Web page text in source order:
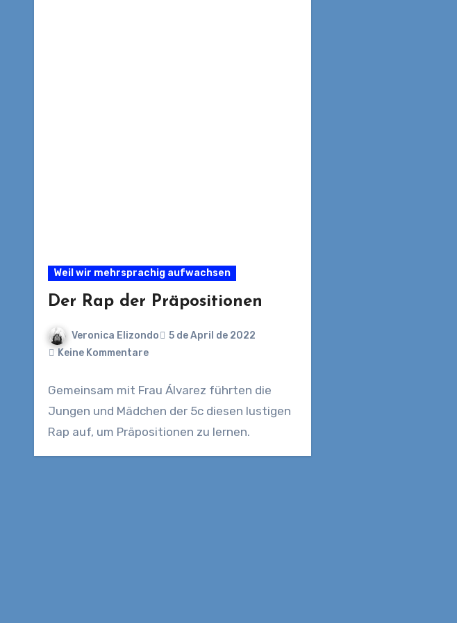
Weil wir mehrsprachig aufwachsen
Der Rap der Präpositionen
Veronica Elizondo
5 de April de 2022
Keine Kommentare
Gemeinsam mit Frau Álvarez führten die
Jungen und Mädchen der 5c diesen lustigen
Rap auf, um Präpositionen zu lernen.